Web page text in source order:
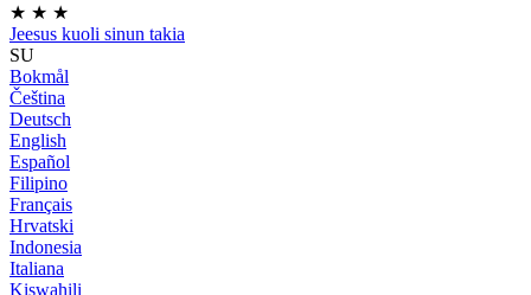
★ ★ ★
Jeesus kuoli sinun takia
SU
Bokmål
Čeština
Deutsch
English
Español
Filipino
Français
Hrvatski
Indonesia
Italiana
Kiswahili